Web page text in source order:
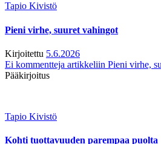
Tapio Kivistö
Pieni virhe, suuret vahingot
Kirjoitettu 5.6.2026
Ei kommentteja artikkeliin Pieni virhe,
Pääkirjoitus
Tapio Kivistö
Kohti tuottavuuden parempaa puolta